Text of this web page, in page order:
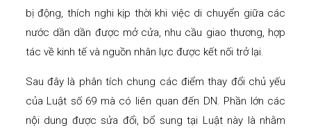
bị động, thích nghi kịp thời khi việc di chuyển giữa các
nước dần dần được mở cửa, nhu cầu giao thương, hợp
tác về kinh tế và nguồn nhân lực được kết nối trở lại.
Sau đây là phân tích chung các điểm thay đổi chủ yếu
của Luật số 69 mà có liên quan đến DN. Phần lớn các
nội dung được sửa đổi, bổ sung tại Luật này là nhằm